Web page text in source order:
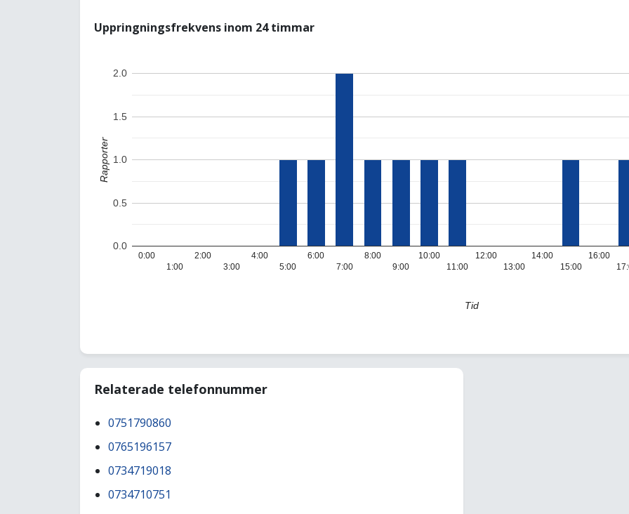
Uppringningsfrekvens inom 24 timmar
0:00
1:00
2:00
3:00
4:00
5:00
6:00
7:00
8:00
9:00
10:00
11:00
12:00
13:00
14:00
15:00
16:00
0.0
0.5
1.0
1.5
2.0
Tid
Rapporter
Relaterade telefonnummer
0751790860
0765196157
0734719018
0734710751